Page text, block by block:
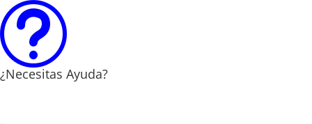
t
¿Necesitas Ayuda?